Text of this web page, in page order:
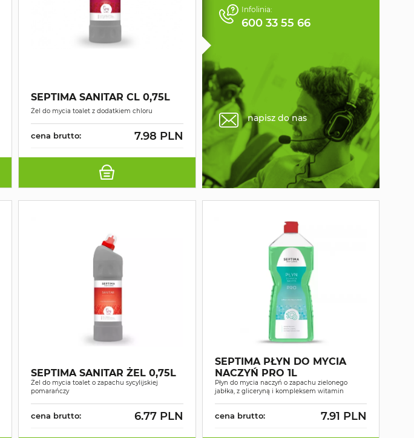
SEPTIMA SANITAR CL 0,75L
Żel do mycia toalet z dodatkiem chloru
cena brutto: 7.98 PLN
Infolinia:
600 33 55 66
napisz do nas
SEPTIMA SANITAR ŻEL 0,75L
Żel do mycia toalet o zapachu sycylijskiej
pomarańczy
cena brutto: 6.77 PLN
SEPTIMA PŁYN DO MYCIA
NACZYŃ PRO 1L
Płyn do mycia naczyń o zapachu zielonego
jabłka, z gliceryną i kompleksem witamin
cena brutto: 7.91 PLN